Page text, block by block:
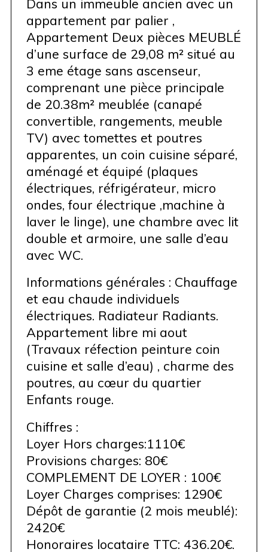
appartement par palier ,
Appartement Deux pièces MEUBLÉ
d’une surface de 29,08 m² situé au
3 eme étage sans ascenseur,
comprenant une pièce principale
de 20.38m² meublée (canapé
convertible, rangements, meuble
TV) avec tomettes et poutres
apparentes, un coin cuisine séparé,
aménagé et équipé (plaques
électriques, réfrigérateur, micro
ondes, four électrique ,machine à
laver le linge), une chambre avec lit
double et armoire, une salle d’eau
avec WC.
Informations générales : Chauffage
et eau chaude individuels
électriques. Radiateur Radiants.
Appartement libre mi aout
(Travaux réfection peinture coin
cuisine et salle d’eau) , charme des
poutres, au cœur du quartier
Enfants rouge.
Chiffres :
Loyer Hors charges:1110€
Provisions charges: 80€
COMPLEMENT DE LOYER : 100€
Loyer Charges comprises: 1290€
Dépôt de garantie (2 mois meublé):
2420€
Honoraires locataire TTC: 436.20€.